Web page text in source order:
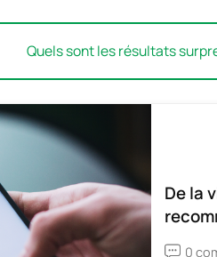
Quels sont les résultats
De la
0